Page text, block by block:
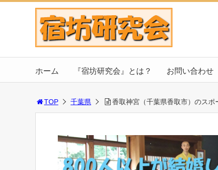
ホーム 『宿坊研究会』とは？ お問い合わせ
TOP 千葉県 香取神宮（千葉県香取市）のスポ